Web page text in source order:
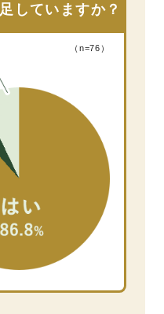
していますか？
（n=76）